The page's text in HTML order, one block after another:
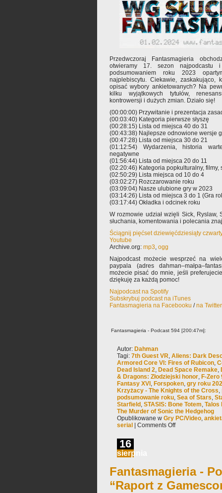
Przedwczoraj Fantasmagieria
otwieramy 17. sezon
podsumowaniem roku 2023
najplebiscytu. Ciekawie, zaskakująco,
opisać wybory ankietowanych? Na
kilku wyjątkowych tytułów,
kontrowersji i dużych zmian. Działo się!
(00:00:00) Przywitanie i prezentacja
(00:03:40) Kategoria pierwsze słyszę
(00:28:15) Lista od miejsca 40 do 31
(00:43:38) Najlepsze odnowione wersje
(00:47:28) Lista od miejsca 30 do 21
(01:12:54) Wydarzenia, historia
negatywne
(01:56:44) Lista od miejsca 20 do 11
(02:20:46) Kategoria popkulturalny, filmy,
(02:50:29) Lista miejsca od 10 do 4
(03:02:27) Rozczarowanie roku
(03:09:04) Nasze ulubione gry w 2023
(03:14:26) Lista od miejsca 3 do 1 (Gra
(03:17:44) Okładka i odcinek roku
W rozmowie udział wzięli Sick, Ryslaw,
słuchania, komentowania i polecania
Ściągnij pięćset dziewięćdziesiąty
Youtube
Archive.org: mp3, ogg
Najpodcast możecie wesprzeć na
paypala (adres
możecie pisać do mnie, jeśli
dziękuję za każdą pomoc!
Najpodcast na Spotify
Subskrybuj podcast na iTunes
Fantasmagieria na Facebooku /na
Fantasmagieria - Podcast 594 [200:47m]:
Autor: Dahman
Tagi: 7th Guest VR, Aliens: Dark
Armored Core VI: Fires of Rubicon,
Dead Island 2, Dead Space Remake,
& Dragons: Złodziejski honor, F-Zero
Fantasy XVI , Forspoken, gry roku
Krzyżacy - The Knights of the Cross,
podsumowanie roku, Sea of Stars,
Starfield , STASIS: Bone Totem, Talos
The Murder of Sonic the Hedgehog
Opublikowane w Gry PC/Video,
serial
Comments Off
16
sierpnia
Fantasmagieria -
“Raport z